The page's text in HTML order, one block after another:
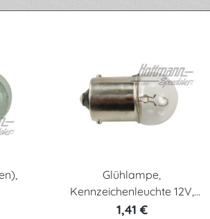
Glühlampe,
Kennzeichenleuchte 12V,
10W
1,41 €